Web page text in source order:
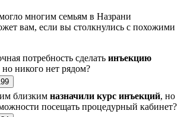
многим семьям в Назрани
вам, если вы столкнулись с похожими
потребность сделать инъекцию
но никого нет рядом?
близким назначили курс инъекций, но
посещать процедурный кабинет?